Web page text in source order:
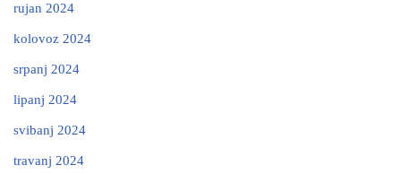
rujan 2024
kolovoz 2024
srpanj 2024
lipanj 2024
svibanj 2024
travanj 2024